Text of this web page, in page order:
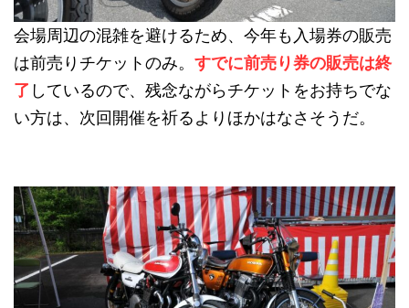
会場周辺の混雑を避けるため、今年も入場券の販売
は前売りチケットのみ。 すでに前売り券の販売は終
了 しているので、残念ながらチケットをお持ちでな
い方は、次回開催を祈るよりほかはなさそうだ。